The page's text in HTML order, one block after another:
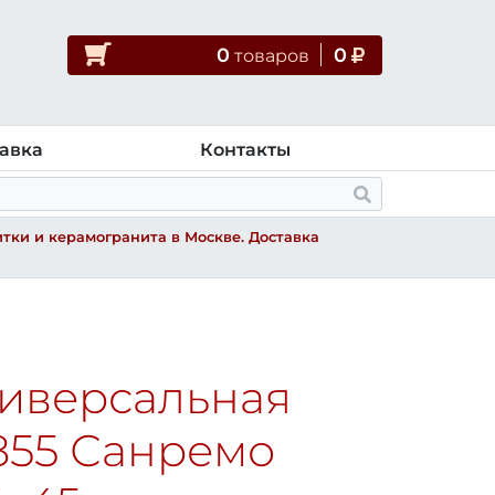
0 товаров 0
Контакты
и керамогранита в Москве. Доставка
Санремо